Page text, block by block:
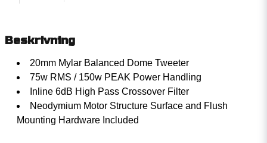
Beskrivning
20mm Mylar Balanced Dome Tweeter
75w RMS / 150w PEAK Power Handling
Inline 6dB High Pass Crossover Filter
Neodymium Motor Structure Surface and Flush
Mounting Hardware Included